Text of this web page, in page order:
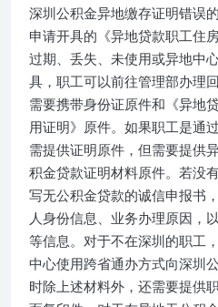
深圳公积金异地缴存证明错误
申请开具的《异地贷款职工住
过期、丢失、未使用或异地中
具，职工可以前往管理部办理
需要携带身份证原件和《异地
用证明》原件。如果职工是通
需提供证明原件，但需要提供
积金贷款证明材料原件。若没
写无公积金贷款的诚信申报书
人身份信息、业务办理原因，
等信息。对于不在深圳的职工
中心使用跨省通办方式向深圳
时除上述材料外，还需要提供